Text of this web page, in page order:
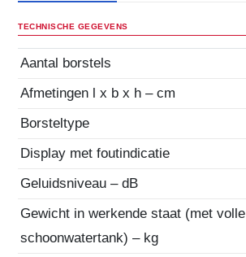
TECHNISCHE GEGEVENS
Aantal borstels
Afmetingen l x b x h – cm
Borsteltype
Display met foutindicatie
Geluidsniveau – dB
Gewicht in werkende staat (met volle
schoonwatertank) – kg